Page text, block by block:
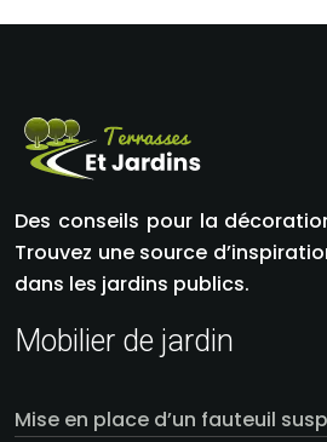
Des conseils pour la
Trouvez une source
dans les jardins publics.
Mobilier de jardin
Mise en place d’un fauteuil